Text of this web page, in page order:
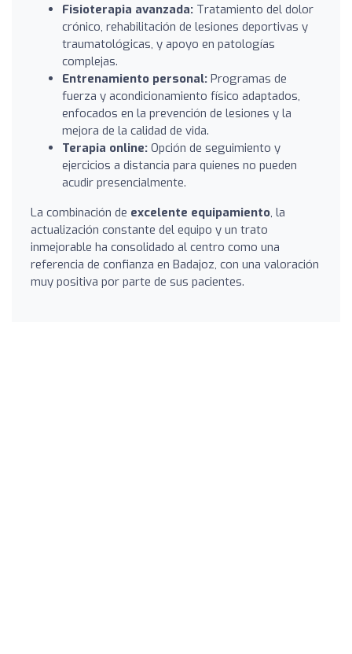
Fisioterapia avanzada: Tratamiento del dolor
crónico, rehabilitación de lesiones deportivas y
traumatológicas, y apoyo en patologías
complejas.
Entrenamiento personal: Programas de
fuerza y acondicionamiento físico adaptados,
enfocados en la prevención de lesiones y la
mejora de la calidad de vida.
Terapia online: Opción de seguimiento y
ejercicios a distancia para quienes no pueden
acudir presencialmente.
La combinación de excelente equipamiento, la
actualización constante del equipo y un trato
inmejorable ha consolidado al centro como una
referencia de confianza en Badajoz, con una valoración
muy positiva por parte de sus pacientes.